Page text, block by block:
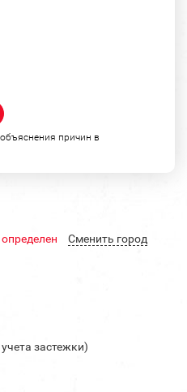
причин в
определен Cменить город
застежки)